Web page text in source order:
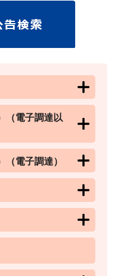
（電子調達以
（電子調達）